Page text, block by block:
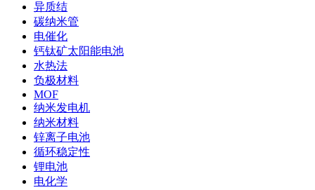
异质结
碳纳米管
电催化
钙钛矿太阳能电池
水热法
负极材料
MOF
纳米发电机
纳米材料
锌离子电池
循环稳定性
锂电池
电化学